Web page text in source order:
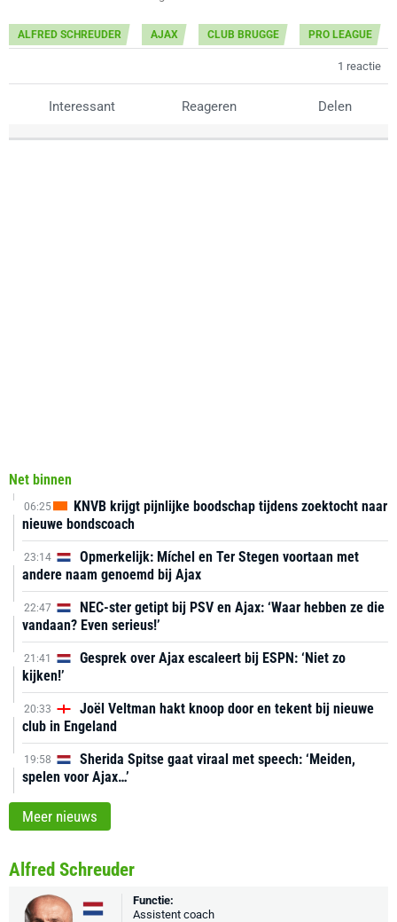
ALFRED SCHREUDER AJAX CLUB BRUGGE PRO LEAGUE
1 reactie
Interessant Reageren Delen
Net binnen
06:25
KNVB krijgt pijnlijke boodschap tijdens zoektocht naar
nieuwe bondscoach
23:14
Opmerkelijk: Míchel en Ter Stegen voortaan met
andere naam genoemd bij Ajax
22:47
NEC-ster getipt bij PSV en Ajax: ‘Waar hebben ze die
vandaan? Even serieus!’
21:41
Gesprek over Ajax escaleert bij ESPN: ‘Niet zo
kijken!’
20:33
Joël Veltman hakt knoop door en tekent bij nieuwe
club in Engeland
19:58
Sherida Spitse gaat viraal met speech: ‘Meiden,
spelen voor Ajax…’
Meer nieuws
Alfred Schreuder
Functie:
Assistent coach